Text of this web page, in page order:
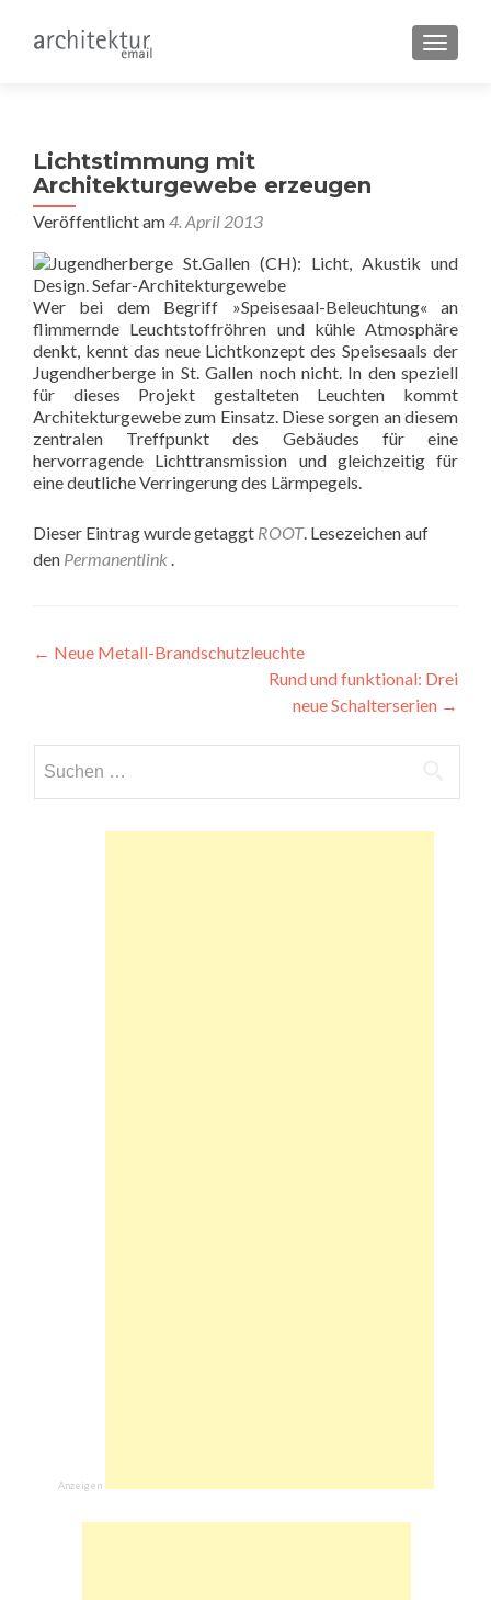
Lichtstimmung mit
Architekturgewebe erzeugen
Veröffentlicht am4. April 2013
Wer bei dem Begriff »Speisesaal-Beleuchtung« an
flimmernde Leuchtstoffröhren und kühle Atmosphäre
denkt, kennt das neue Lichtkonzept des Speisesaals der
Jugendherberge in St. Gallen noch nicht. In den speziell
für dieses Projekt gestalteten Leuchten kommt
Architekturgewebe zum Einsatz. Diese sorgen an diesem
zentralen Treffpunkt des Gebäudes für eine
hervorragende Lichttransmission und gleichzeitig für
eine deutliche Verringerung des Lärmpegels.
Dieser Eintrag wurde getaggt ROOT. Lesezeichen auf
den Permanentlink .
Beitragsnavigation
← Neue Metall-Brandschutzleuchte
Rund und funktional: Drei
neue Schalterserien →
nach:
Anzeigen